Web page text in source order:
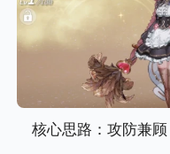
核心思路：攻防兼顾